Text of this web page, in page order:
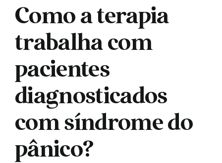
Como a terapia
trabalha com
pacientes
diagnosticados
com síndrome do
pânico?